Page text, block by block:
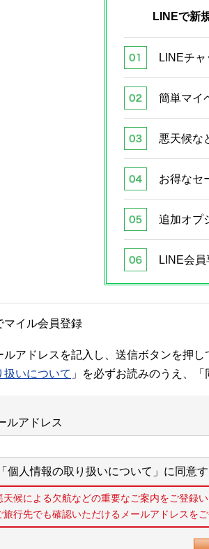
LINEで新
LINEチ
簡単マイ
悪天候な
お得なセ
追加オプ
LINE会
マイル会員登録
アドレスを記入し、送信ボタンを押し
扱いについて 」を必ずお読みのうえ、
ルアドレス
「個人情報の取り扱いについて」に同意
天候による欠航などの重要なご案内をご登録
旅行先でも確認いただけるメールアドレスをご